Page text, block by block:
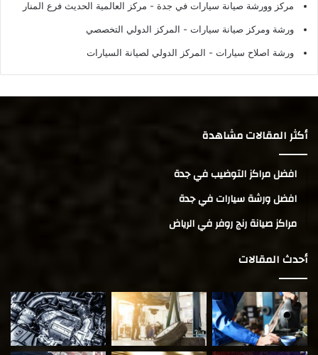
مركز وورشة صيانة سيارات في جدة - مركز العالمية الحديث فرع المنار
ورشة ومركز صيانة سيارات - المركز الدولي التخصصي
ورشة اصلاح سيارات - المركز الدولي لصيانة السيارات
أكثر المقالات مشاهدة
افضل مراكز التوضيب في جدة
افضل ورشة سيارات في جدة
مراكز صيانة رنج روفر في الرياض
أحدث المقالات